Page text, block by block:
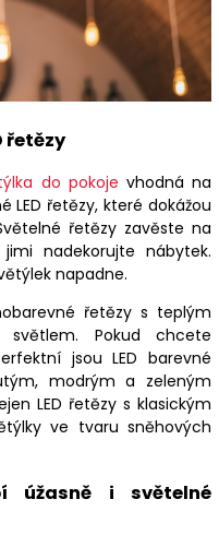
řetězy
do pokoje vhodná na
LED řetězy, které dokážou
řetězy zavěste na
nadekorujte nábytek.
napadne.
řetězy s teplým
Pokud chcete
jsou LED barevné
modrým a zeleným
LED řetězy s klasickým
ve tvaru sněhových
úžasně i světelné